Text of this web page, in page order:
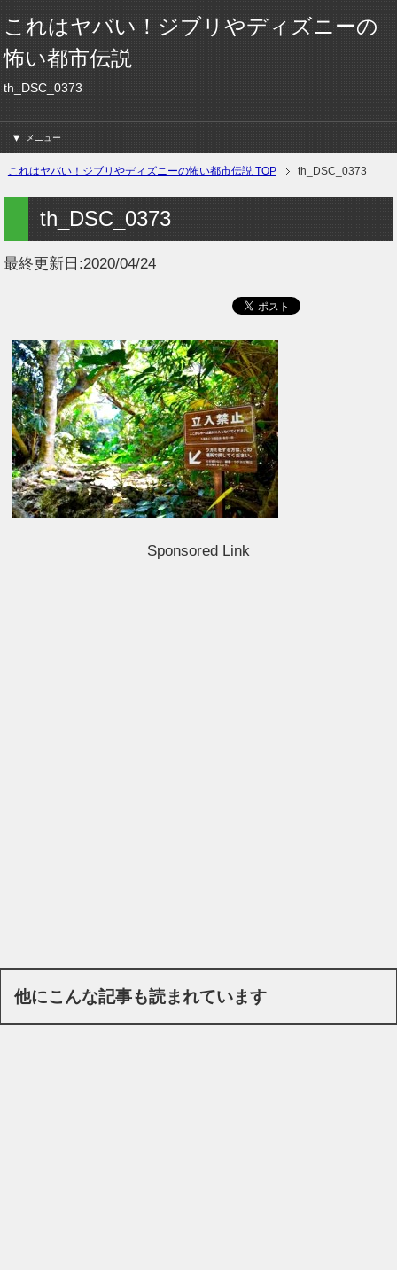
これはヤバい！ジブリやディズニーの
怖い都市伝説
th_DSC_0373
メニュー
これはヤバい！ジブリやディズニーの怖い都市伝説 TOP th_DSC_0373
th_DSC_0373
最終更新日:2020/04/24
Sponsored Link
他にこんな記事も読まれています